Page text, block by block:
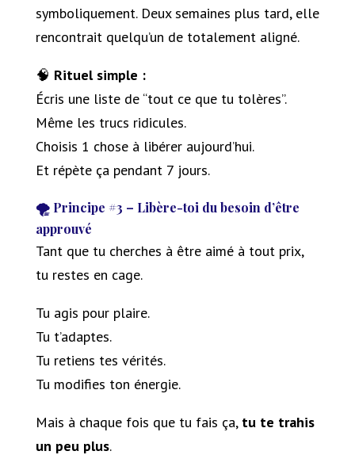
symboliquement. Deux semaines plus tard, elle
rencontrait quelqu’un de totalement aligné.
🧠 Rituel simple :
Écris une liste de “tout ce que tu tolères”.
Même les trucs ridicules.
Choisis 1 chose à libérer aujourd’hui.
Et répète ça pendant 7 jours.
🌪 Principe #3 – Libère-toi du besoin d’être
approuvé
Tant que tu cherches à être aimé à tout prix,
tu restes en cage.
Tu agis pour plaire.
Tu t’adaptes.
Tu retiens tes vérités.
Tu modifies ton énergie.
Mais à chaque fois que tu fais ça, tu te trahis
un peu plus.